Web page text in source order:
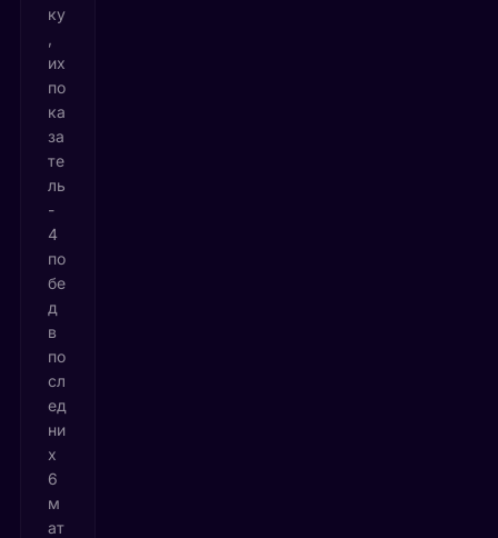
ку
их
по
ка
за
те
ль
-
4
по
бе
д
в
по
сл
ед
ни
х
6
м
ат